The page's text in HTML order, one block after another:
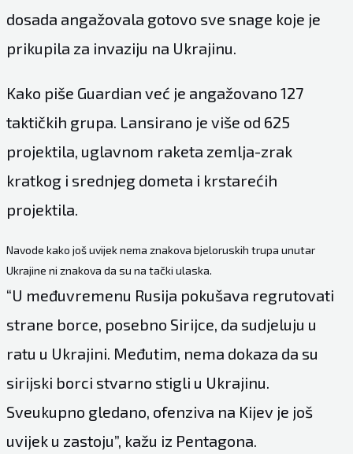
dosada angažovala gotovo sve snage koje je
prikupila za invaziju na Ukrajinu.
Kako piše Guardian već je angažovano 127
taktičkih grupa. Lansirano je više od 625
projektila, uglavnom raketa zemlja-zrak
kratkog i srednjeg dometa i krstarećih
projektila.
Navode kako još uvijek nema znakova bjeloruskih trupa unutar
Ukrajine ni znakova da su na tački ulaska.
“U međuvremenu Rusija pokušava regrutovati
strane borce, posebno Sirijce, da sudjeluju u
ratu u Ukrajini. Međutim, nema dokaza da su
sirijski borci stvarno stigli u Ukrajinu.
Sveukupno gledano, ofenziva na Kijev je još
uvijek u zastoju”, kažu iz Pentagona.